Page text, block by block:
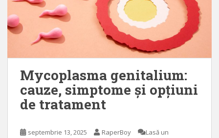
Mycoplasma genitalium:
cauze, simptome și opțiuni
de tratament
septembrie 13, 2025 RaperBoy
Lasă un